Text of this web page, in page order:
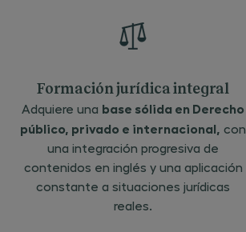
Formación jurídica integral
Adquiere una base sólida en Derecho
público, privado e internacional, con
una integración progresiva de
contenidos en inglés y una aplicación
constante a situaciones jurídicas
reales.